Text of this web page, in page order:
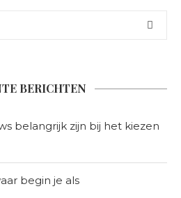
BERICHTEN
belangrijk zijn bij het kiezen
begin je als